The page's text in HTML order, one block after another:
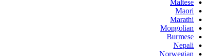
Maltese
Maori
Marathi
Mongolian
Burmese
Nepali
Norwegian